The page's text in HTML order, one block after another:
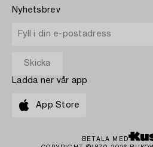
Nyhetsbrev
Ladda ner vår app
App Store
BETALA MED